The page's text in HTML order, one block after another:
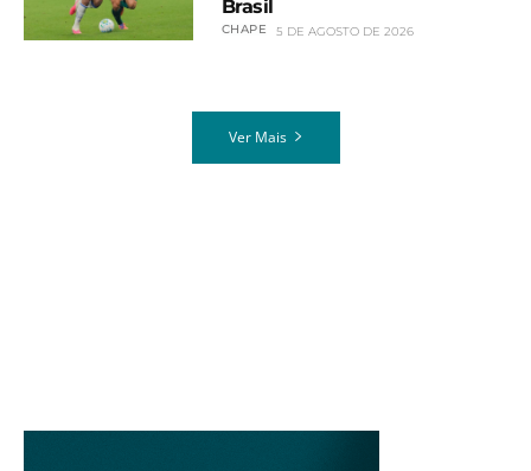
Brasil
CHAPE 5 DE AGOSTO DE 2026
Ver Mais